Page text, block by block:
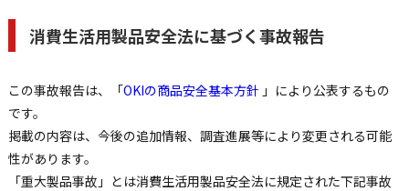
消費生活用製品安全法に基づく事故報告
この事故報告は、「OKIの商品安全基本方針 」により公表するもの
です。
掲載の内容は、今後の追加情報、調査進展等により変更される可能
性があります。
「重大製品事故」とは消費生活用製品安全法に規定された下記事故